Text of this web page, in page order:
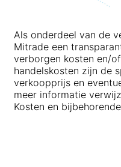
Carrièremogelijkheden
Juridische documenten
Français
Nederlands
Español
Als onderdeel van de
Mitrade een
verborgen kosten en/
handelskosten zijn de
verkoopprijs en
meer informatie
Kosten en